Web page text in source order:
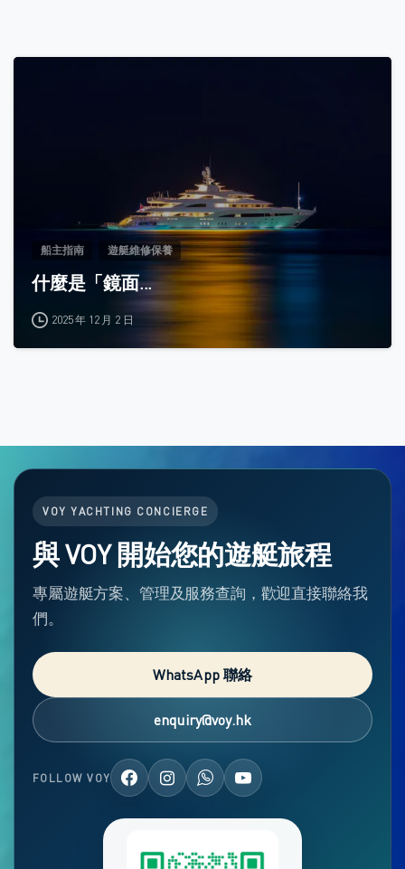
船主指南 遊艇維修保養
什麼是「鏡面...
2025 年 12 月 2 日
VOY YACHTING CONCIERGE
與 VOY 開始您的遊艇旅程
專屬遊艇方案、管理及服務查詢，歡迎直接聯絡我
們。
WhatsApp 聯絡
enquiry@voy.hk
FOLLOW VOY